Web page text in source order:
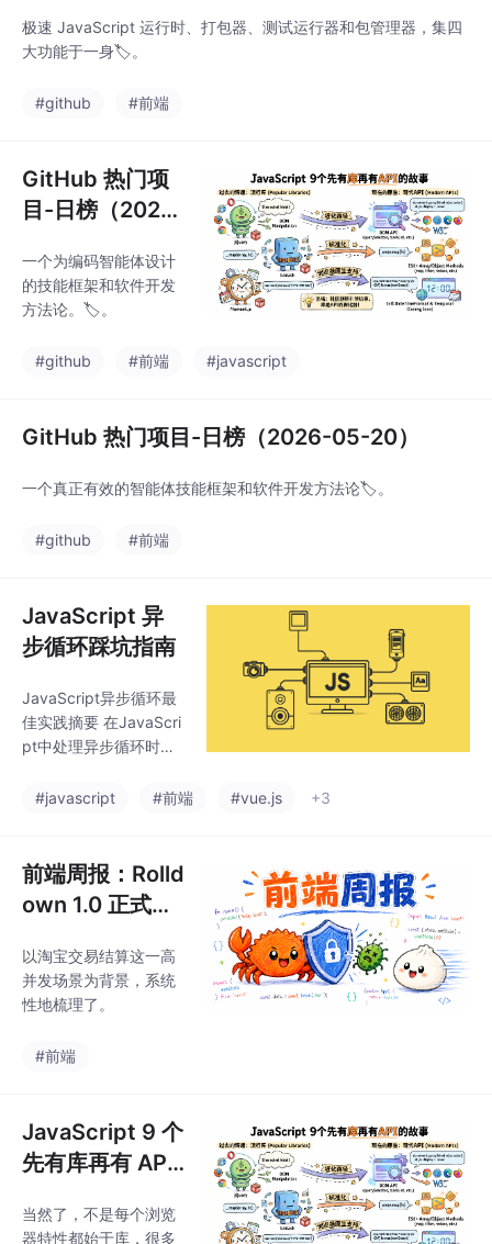
极速 JavaScript 运行时、打包器、测试运行器和包管理器，集四
大功能于一身🏷️。
#github #前端
GitHub 热门项
目-日榜（2026-
一个为编码智能体设计
的技能框架和软件开发
方法论。🏷️。
#github #前端 #javascript
GitHub 热门项目-日榜（2026-05-20）
一个真正有效的智能体技能框架和软件开发方法论🏷️。
#github #前端
JavaScript 异
步循环踩坑指南
JavaScript异步循环最
佳实践摘要 在JavaScri
pt中处理异步循环时需
t保证顺序但效率低 ma
实现并行 Promise.all
的"全有或全无"特性可
能导致数据丢失 解决方
ttled保留所有结果 加tr
y/catch返回兜底值 使
用p-l
#javascript #前端 #vue.js +3
前端周报：Rolld
own 1.0 正式发
遭遇史诗级供应
链攻击、Bun 全
以淘宝交易结算这一高
并发场景为背景，系统
性地梳理了。
#前端
JavaScript 9 个
先有库再有 API
当然了，不是每个浏览
器特性都始于库，很多